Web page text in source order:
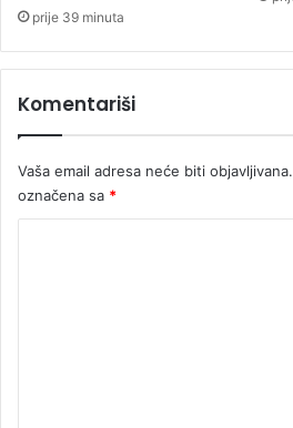
C
S
prije 39 minuta
Komentariši
Vaša email adresa neće biti objavljivana.
označena sa *